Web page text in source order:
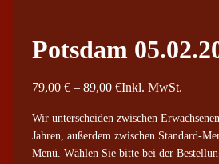
Potsdam
79,00 € – 89,00 €P
e
Inkl. MwSt.
Wir unterscheiden zwischen
Jahren, außerdem zwischen Standard-
Menü. Wählen Sie bitte bei der